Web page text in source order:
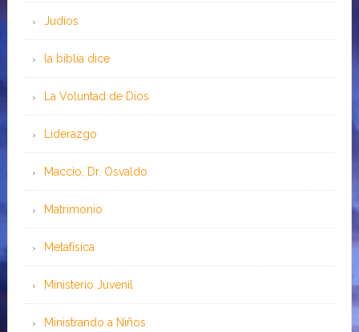
Judíos
la biblia dice
La Voluntad de Dios
Liderazgo
Maccio, Dr. Osvaldo
Matrimonio
Metafísica
Ministerio Juvenil
Ministrando a Niños